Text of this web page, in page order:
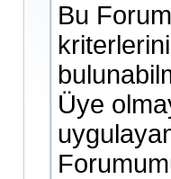
Bu
Üye